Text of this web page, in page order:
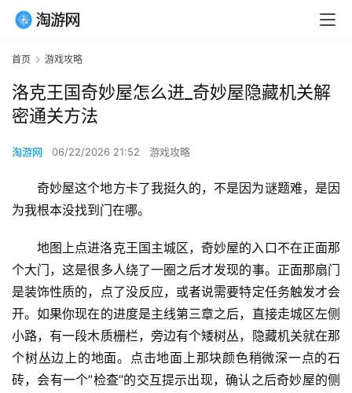
首页 游戏攻略
洛克王国奇妙屋怎么进_奇妙屋隐藏机关解
密通关方法
淘游网 06/22/2026 21:52 游戏攻略
奇妙屋这个地方卡了我挺久的，不是因为谜题难，是因
为我根本没找到门在哪。
地图上点进洛克王国主城区，奇妙屋的入口不在正面那
个大门，这是很多人绕了一圈之后才发现的事。正面那扇门
是装饰性质的，点了没反应，或者说需要特定任务触发才会
开。如果你现在的进度是主线第三章之后，直接走城区左侧
小路，有一段木质栅栏，旁边有个矮树丛，隐藏机关就在那
个树丛边上的地面。点击地面上那块颜色稍微深一点的石
砖，会有一个”检查”的交互提示出现，确认之后奇妙屋的侧